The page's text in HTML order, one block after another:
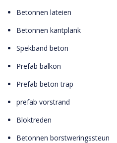
Betonnen lateien
Betonnen kantplank
Spekband beton
Prefab balkon
Prefab beton trap
prefab vorstrand
Bloktreden
Betonnen borstweringssteun